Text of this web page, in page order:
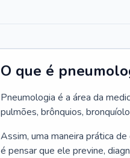
O que é
Pneumologia é a área da
pulmões, brônquios,
Assim, uma maneira prática
é pensar que ele previne,